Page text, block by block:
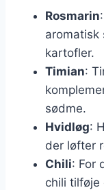
Rosmarin
aromatisk
kartofler.
Timian:
sødme.
Hvidløg:
der løfter
Chili: For
chili tilføje